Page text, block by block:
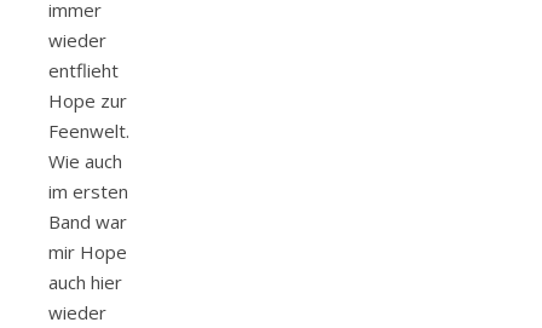
immer
wieder
entflieht
Hope zur
Feenwelt.
Wie auch
im ersten
Band war
mir Hope
auch hier
wieder